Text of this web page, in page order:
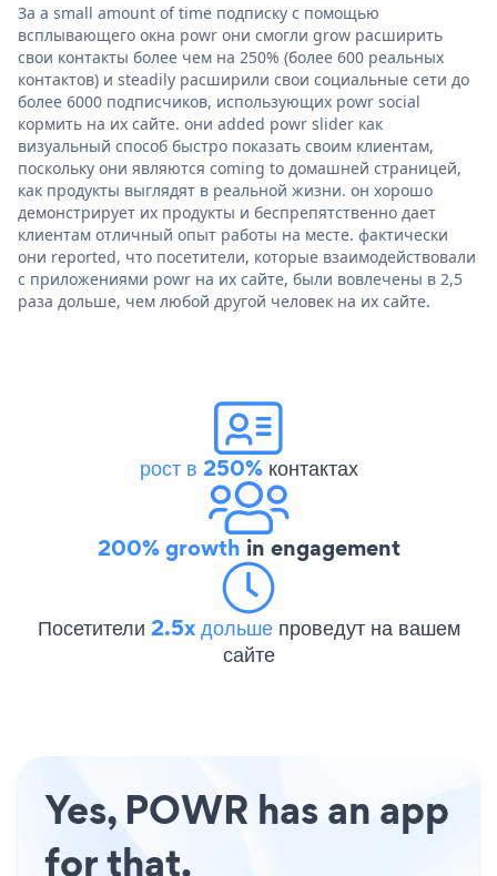
За a small amount of time подписку с помощью
всплывающего окна powr они смогли grow расширить
свои контакты более чем на 250% (более 600 реальных
контактов) и steadily расширили свои социальные сети до
более 6000 подписчиков, использующих powr social
кормить на их сайте. они added powr slider как
визуальный способ быстро показать своим клиентам,
поскольку они являются coming to домашней страницей,
как продукты выглядят в реальной жизни. он хорошо
демонстрирует их продукты и беспрепятственно дает
клиентам отличный опыт работы на месте. фактически
они reported, что посетители, которые взаимодействовали
с приложениями powr на их сайте, были вовлечены в 2,5
раза дольше, чем любой другой человек на их сайте.
рост в 250%контактах
200% growth in engagement
Посетители 2.5x дольше проведут на вашем
сайте
Yes, POWR has an app
for that.